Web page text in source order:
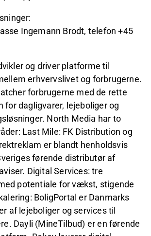
Ingemann Brodt, telefon +45
og driver platforme til
erhvervslivet og forbrugerne.
forbrugerne med de rette
for dagligvarer, lejeboliger og
North Media har to
Last Mile: FK Distribution og
er blandt henholdsvis
førende distributør af
Digital Services: tre
potentiale for vækst, stigende
BoligPortal er Danmarks
af lejeboliger og services til
Dayli (MineTilbud) er en førende